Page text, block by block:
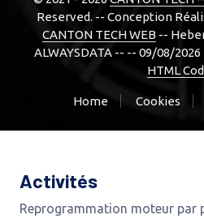
Reserved. -- Conception
CANTON TECH WEB --
ALWAYSDATA -- -- 09/08/2026
HTML
Home Cookies
Activités
Reprogrammation moteur par